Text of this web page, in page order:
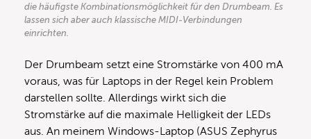
die häufigste Kombinationsmöglichkeit für den Drumbeam. Es
lassen sich aber auch klassische MIDI-Verbindungen
einrichten.
Der Drumbeam setzt eine Stromstärke von 400 mA
voraus, was für Laptops in der Regel kein Problem
darstellen sollte. Allerdings wirkt sich die
Stromstärke auf die maximale Helligkeit der LEDs
aus. An meinem Windows-Laptop (ASUS Zephyrus